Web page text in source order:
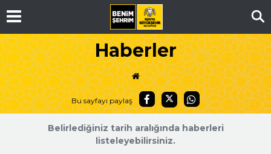
Haberler
Bu sayfayı paylaş
Belirlediğiniz tarih aralığında haberleri
listeleyebilirsiniz.